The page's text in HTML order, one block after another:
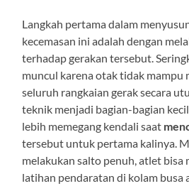
Langkah pertama dalam
kecemasan ini adalah dengan
terhadap gerakan tersebut.
muncul karena otak tidak mampu
seluruh rangkaian gerak secara
teknik menjadi bagian-bagian
lebih memegang kendali saat
tersebut untuk pertama kalinya.
melakukan salto penuh, atlet bisa
latihan pendaratan di kolam busa